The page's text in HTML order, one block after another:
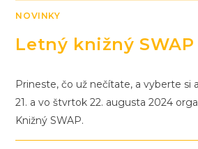
NOVINKY
Letný knižný SWAP
Prineste, čo už nečítate, a vyberte si
21. a vo štvrtok 22. augusta 2024
Knižný SWAP.